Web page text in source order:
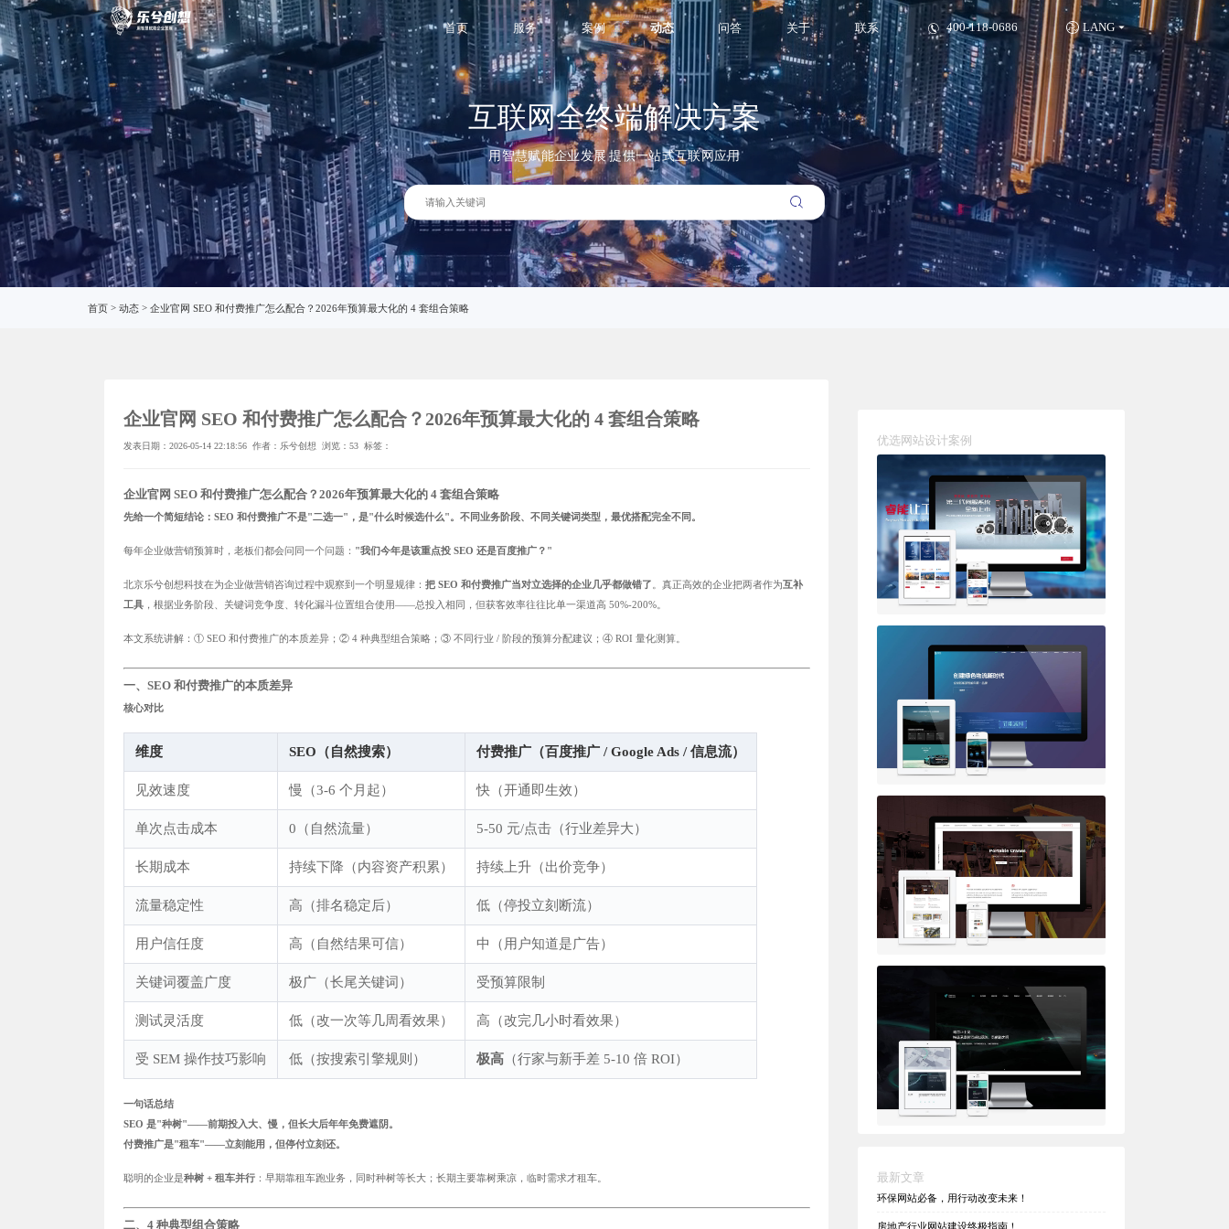
SEO与付费推广配合
首页 服务 案例 动态 问答 关于 联系 400-118-0686 LANG
互联网全终端解决方案
用智慧赋能企业发展 提供一站式互联网应用
首页 >动态 >企业官网 SEO 和付费推广怎么配合？2026年预算最大化的 4 套组合策略
企业官网 SEO 和付费推广怎么配合？2026年预算最大化的 4 套组合策略
发表日期：2026-05-14 22:18:56 作者：乐兮创想 浏览： 53 标签：
企业官网 SEO 和付费推广怎么配合？2026年预算最大化的 4 套组合策略
先给一个简短结论：SEO 和付费推广不是"二选一"，是"什么时候选什么"。不同业务阶段、不同关键词类型，最优搭配完全不同。
每年企业做营销预算时，老板们都会问同一个问题： "我们今年是该重点投 SEO 还是百度推广？"
北京乐兮创想科技在为企业做营销咨询过程中观察到一个明显规律： 把 SEO 和付费推广当对立选择的企业几乎都做错了 。真正高效的企业把两者作为互补
工具，根据业务阶段、关键词竞争度、转化漏斗位置组合使用——总投入相同，但获客效率往往比单一渠道高 50%-200%。
本文系统讲解：① SEO 和付费推广的本质差异；② 4 种典型组合策略；③ 不同行业 / 阶段的预算分配建议；④ ROI 量化测算。
一、SEO 和付费推广的本质差异
核心对比
维度 SEO（自然搜索） 付费推广（百度推广 / Google Ads / 信息流）
见效速度 慢（3-6 个月起） 快（开通即生效）
单次点击成本 0（自然流量） 5-50 元/点击（行业差异大）
长期成本 持续下降（内容资产积累） 持续上升（出价竞争）
流量稳定性 高（排名稳定后） 低（停投立刻断流）
用户信任度 高（自然结果可信） 中（用户知道是广告）
关键词覆盖广度 极广（长尾关键词） 受预算限制
测试灵活度 低（改一次等几周看效果） 高（改完几小时看效果）
受 SEM 操作技巧影响 低（按搜索引擎规则） 极高（行家与新手差 5-10 倍 ROI）
一句话总结
SEO 是"种树"——前期投入大、慢，但长大后年年免费遮阴。
付费推广是"租车"——立刻能用，但停付立刻还。
聪明的企业是种树 + 租车并行：早期靠租车跑业务，同时种树等长大；长期主要靠树乘凉，临时需求才租车。
二、4 种典型组合策略
优选网站设计案例
最新文章
环保网站必备，用行动改变未来！
房地产行业网站建设终极指南！